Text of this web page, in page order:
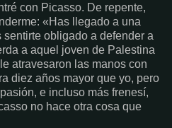
con Picasso. De repente,
«Has llegado a una
obligado a defender a
a aquel joven de Palestina
atravesaron las manos con
diez años mayor que yo, pero
e incluso más frenesí,
no hace otra cosa que